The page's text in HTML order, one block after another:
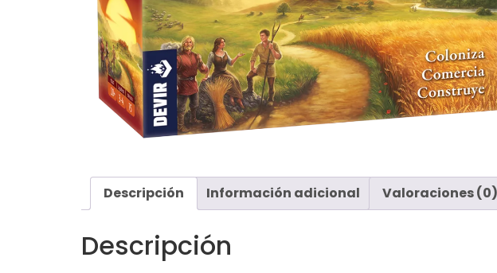
Descripción Información adicional Valoraciones (0)
Descripción